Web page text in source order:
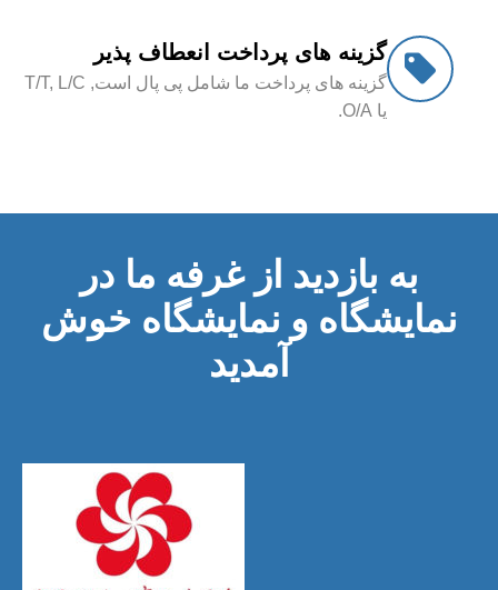
گزینه های پرداخت انعطاف پذیر
گزینه های پرداخت ما شامل پی پال است, T/T, L/C
یا O/A.
به بازدید از غرفه ما در
نمایشگاه و نمایشگاه خوش
آمدید